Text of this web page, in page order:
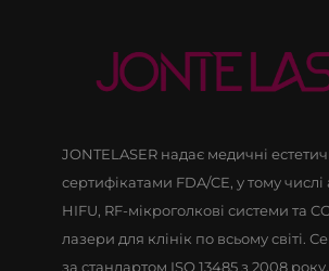
JONTELASER надає медичні
сертифікатами FDA/CE, у тому
HIFU, RF-мікроголкові системи та
лазери для клінік по всьому світі.
за стандартом ISO 13485 з 2008